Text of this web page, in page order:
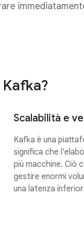
Scalabilità e
Kafka è una
significa che
più macchine. Ciò
gestire enormi
una latenza